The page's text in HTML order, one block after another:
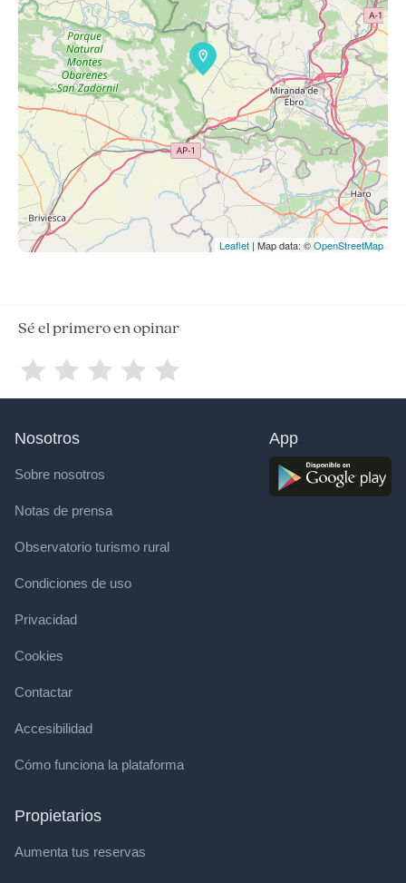
Leaflet | Map data: ©OpenStreetMap
Sé el primero en opinar
Nosotros
Sobre nosotros
Notas de prensa
Observatorio turismo rural
Condiciones de uso
Privacidad
Cookies
Contactar
Accesibilidad
Cómo funciona la plataforma
Propietarios
Aumenta tus reservas
App